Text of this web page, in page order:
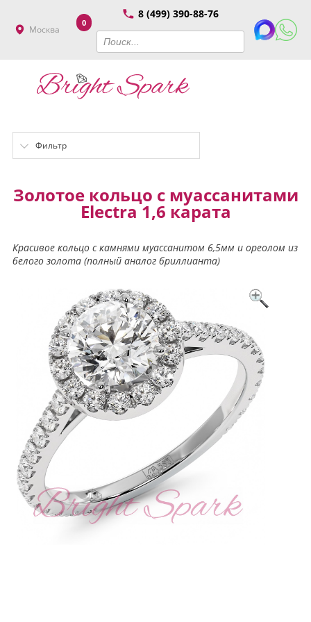
Москва
8 (499) 390-88-76
0
Фильтр
Золотое кольцо с муассанитами
Electra 1,6 карата
Красивое кольцо с камнями муассанитом 6,5мм и ореолом из
белого золота (полный аналог бриллианта)